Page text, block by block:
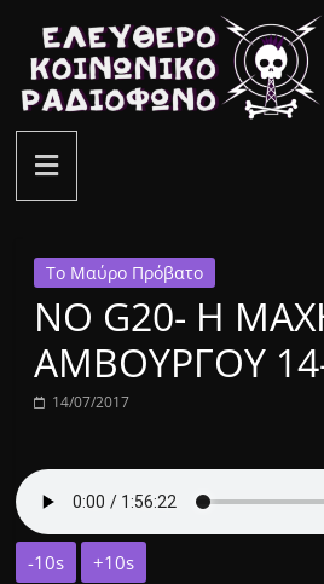
περιεχόμενο
ελεύθερο
κοινωνικό
ραδιόφωνο
1431AM
Το Μαύρο Πρόβατο
NO G20- H
ΑΜΒΟΥΡΓΟΥ
14/07/2017
-10s
+10s